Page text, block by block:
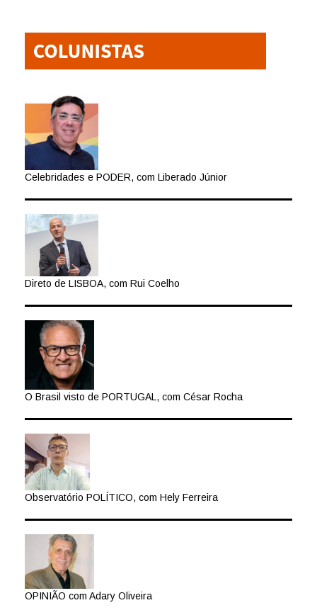
Celebridades e PODER, com Liberado Júnior
Direto de LISBOA, com Rui Coelho
O Brasil visto de PORTUGAL, com César Rocha
Observatório POLÍTICO, com Hely Ferreira
OPINIÃO com Adary Oliveira